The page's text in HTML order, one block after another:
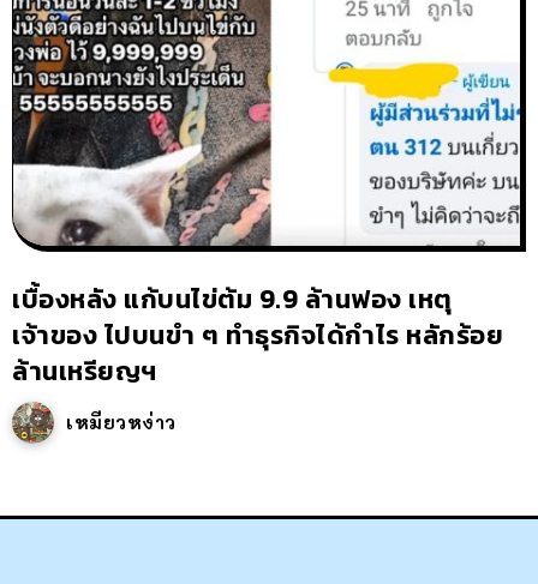
เบื้องหลัง แก้บนไข่ต้ม 9.9 ล้านฟอง เหตุ
เจ้าของ ไปบนขำ ๆ ทำธุรกิจได้กำไร หลักร้อย
ล้านเหรียญฯ
เหมียวหง่าว